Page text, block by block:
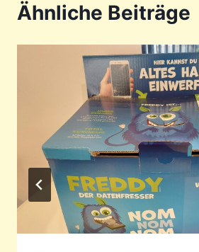
Ähnliche Beiträge